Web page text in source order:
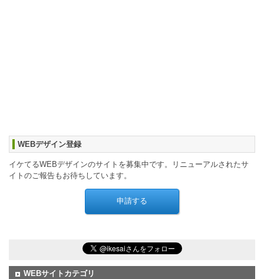
WEBデザイン登録
イケてるWEBデザインのサイトを募集中です。リニューアルされたサ
イトのご報告もお待ちしています。
WEBサイトカテゴリ